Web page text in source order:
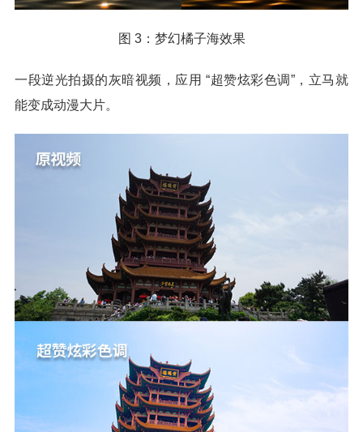
图 3：梦幻橘子海效果
一段逆光拍摄的灰暗视频，应用 “超赞炫彩色调”，立马就
能变成动漫大片。